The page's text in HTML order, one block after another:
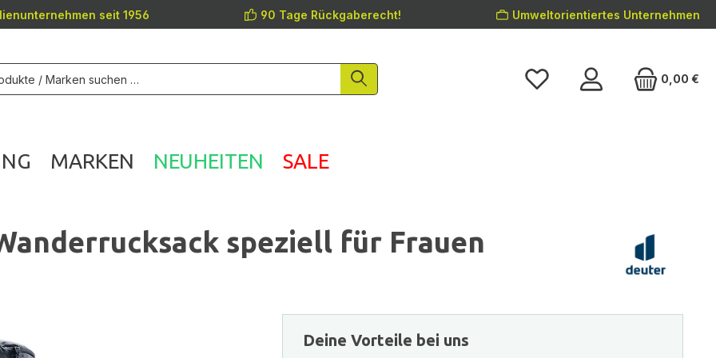
seit 1956 90 Tage Rückgaberecht! Umweltorientiertes Unternehmen
0,00 €
MARKEN NEUHEITEN SALE
speziell für Frauen
Deine Vorteile bei uns